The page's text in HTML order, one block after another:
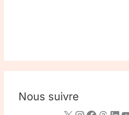
Nous suivre